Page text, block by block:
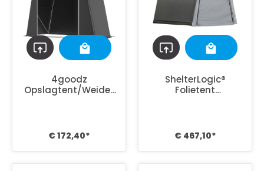
4goodz
Opslagtent/Weidet
€ 172,40*
ShelterLogic®
Folietent
€ 467,10*